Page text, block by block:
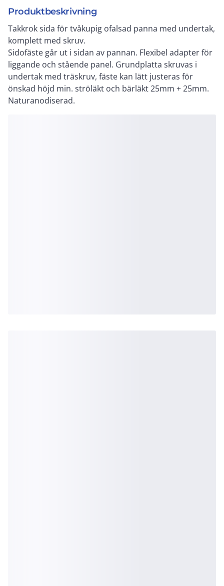
Produktbeskrivning
Takkrok sida för tvåkupig ofalsad panna med undertak,
komplett med skruv.
Sidofäste går ut i sidan av pannan. Flexibel adapter för
liggande och stående panel. Grundplatta skruvas i
undertak med träskruv, fäste kan lätt justeras för
önskad höjd min. ströläkt och bärläkt 25mm + 25mm.
Naturanodiserad.